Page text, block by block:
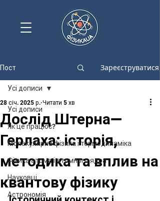
Пост Зареєструватися
Усі дописи
Як це працює?
Молекулярна фізика і термодинаміка
Фізика атома і атомного ядра
Науковці
Астрономія
Усі дописи
Дослід Штерна—
Герлаха: історія,
методика та вплив на
квантову фізику
28 січ. 2025 р. Читати 5 хв